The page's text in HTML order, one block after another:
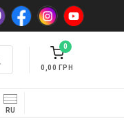
0
0,00
RU